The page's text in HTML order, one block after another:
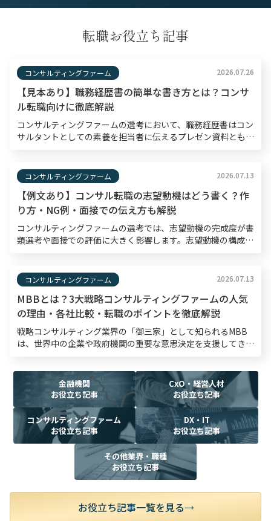
転職お役立ち記事
コンサルティングファーム 2026.07.26
【見本あり】職務経歴書の簡単な書き方とは？コンサ
ル転職向けに徹底解説
コンサルティングファームの選考において、職務経歴書はコン
サルタントとしての素養を担当者に伝えるプレゼン資料とも言
コンサルティングファーム 2026.07.13
【例文あり】コンサル転職の志望動機はどう書く？作
り方・NG例・面接での伝え方も解説
コンサルティングファームの選考では、志望動機の完成度が書
類選考や面接での評価に大きく影響します。志望動機の構成・
コンサルティングファーム 2026.07.13
MBBとは？3大戦略コンサルティングファームの人気
の理由・各社比較・転職のポイントを徹底解説
戦略コンサルティング業界の「御三家」として知られるMBB
は、世界中の企業や政府機関の重要な意思決定を支援してき
[…]
金融機関
お役立ち記事
CxO・経営人材
お役立ち記事
コンサルティングファーム
お役立ち記事
DX・IT
お役立ち記事
その他業界・職種
お役立ち記事
お役立ち記事一覧を見る